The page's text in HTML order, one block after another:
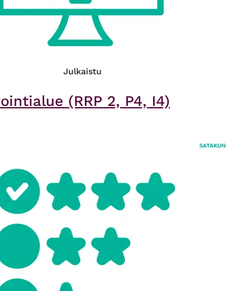
Julkaistu
(RRP 2, P4, I4)